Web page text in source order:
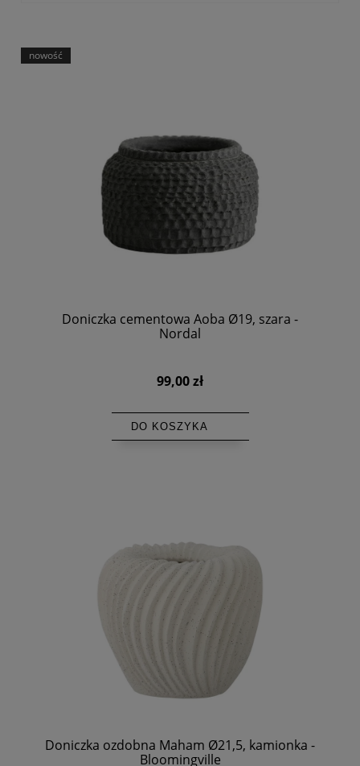
Doniczka cementowa Aoba Ø19, szara -
Nordal
99,00 zł
DO KOSZYKA
nowość
Doniczka ozdobna Maham Ø21,5, kamionka -
Bloomingville